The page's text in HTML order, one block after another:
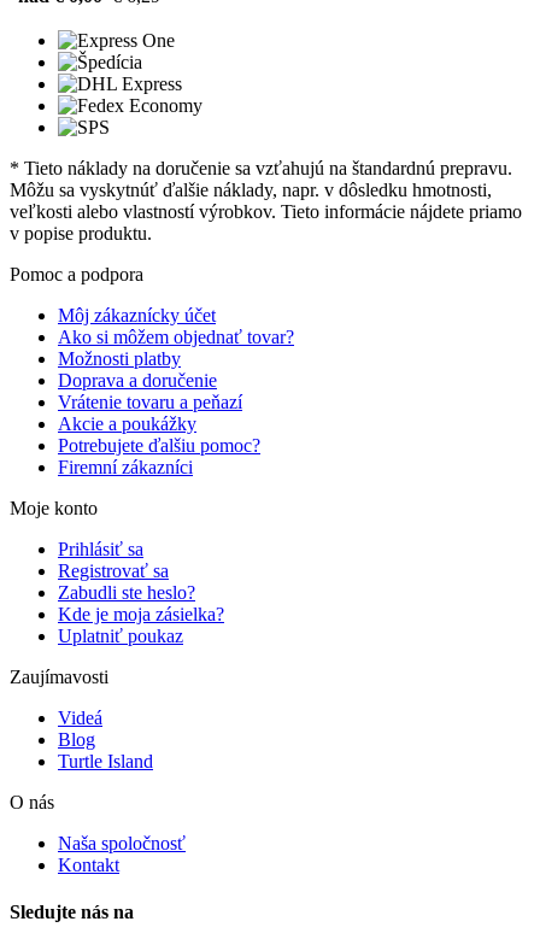
* Tieto náklady na doručenie sa vzťahujú na štandardnú prepravu.
Môžu sa vyskytnúť ďalšie náklady, napr. v dôsledku hmotnosti,
veľkosti alebo vlastností výrobkov. Tieto informácie nájdete priamo
v popise produktu.
Pomoc a podpora
Môj zákaznícky účet
Ako si môžem objednať tovar?
Možnosti platby
Doprava a doručenie
Vrátenie tovaru a peňazí
Akcie a poukážky
Potrebujete ďalšiu pomoc?
Firemní zákazníci
Moje konto
Prihlásiť sa
Registrovať sa
Zabudli ste heslo?
Kde je moja zásielka?
Uplatniť poukaz
Zaujímavosti
Videá
Blog
Turtle Island
O nás
Naša spoločnosť
Kontakt
Sledujte nás na